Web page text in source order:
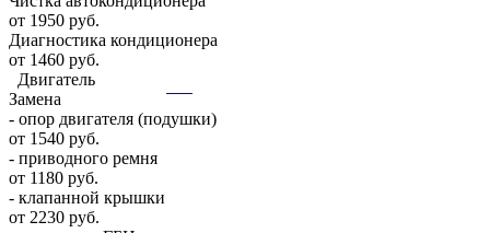
от 1950 руб.
Диагностика кондиционера
от 1460 руб.
Двигатель
Замена
- опор двигателя (подушки)
от 1540 руб.
- приводного ремня
от 1180 руб.
- клапанной крышки
от 2230 руб.